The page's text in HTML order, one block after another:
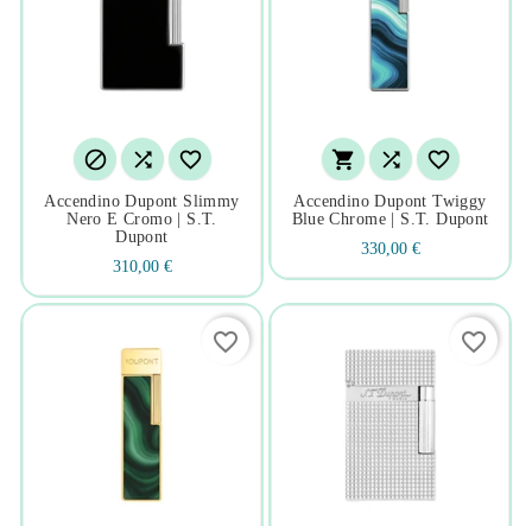
  
Accendino Dupont Slimmy
Nero E Cromo | S.t.
Dupont
310,00 €
  
Accendino Dupont Twiggy
Blue Chrome | S.t. Dupont
330,00 €
favorite_border favorite_border